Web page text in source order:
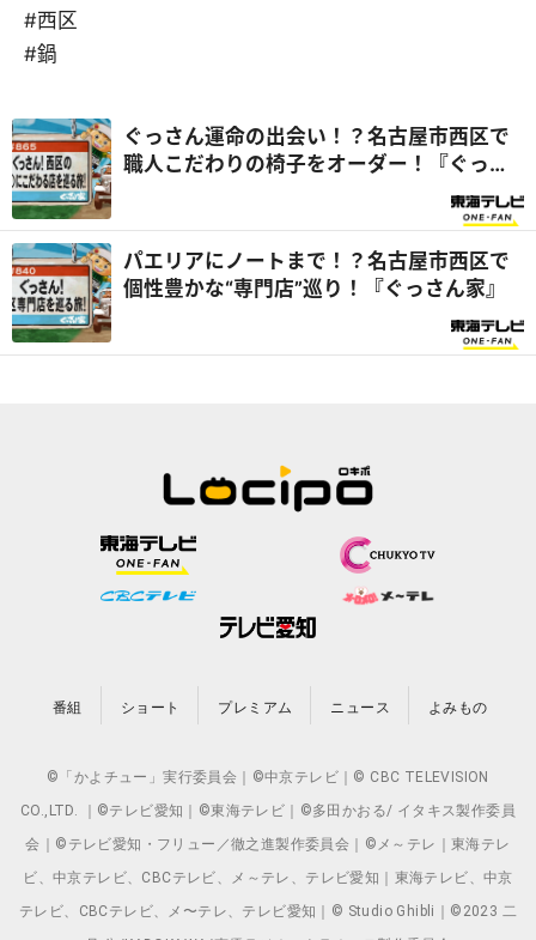
#西区
#鍋
ぐっさん運命の出会い！？名古屋市西区で
職人こだわりの椅子をオーダー！『ぐっさ
パエリアにノートまで！？名古屋市西区で
個性豊かな“専門店”巡り！『ぐっさん家』
番組 ショート プレミアム ニュース よみもの
©「かよチュー」実行委員会｜©中京テレビ｜© CBC TELEVISION
CO.,LTD. ｜©テレビ愛知｜©東海テレビ｜©多田かおる/ イタキス製作委員
会｜©テレビ愛知・フリュー／徹之進製作委員会｜©メ～テレ｜東海テレ
ビ、中京テレビ、CBCテレビ、メ～テレ、テレビ愛知｜東海テレビ、中京
テレビ、CBCテレビ、メ〜テレ、テレビ愛知｜© Studio Ghibli｜©2023 二